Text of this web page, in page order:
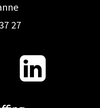
27